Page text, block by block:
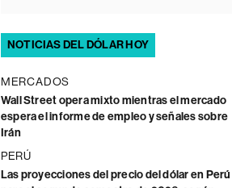
NOTICIAS DEL DÓLAR HOY
MERCADOS
Wall Street opera mixto mientras el mercado
espera el informe de empleo y señales sobre
Irán
PERÚ
Las proyecciones del precio del dólar en Perú